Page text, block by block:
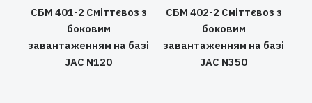
СБМ 401-2 Сміттєвоз з
боковим
завантаженням на базі
JAC N120
СБМ 402-2 Сміттєвоз з
боковим
завантаженням на базі
JAC N350